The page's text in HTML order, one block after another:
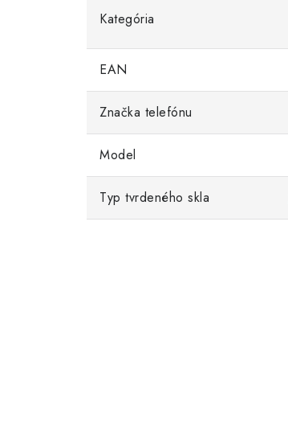
Kategória
EAN
Značka telefónu
Model
Typ tvrdeného skla